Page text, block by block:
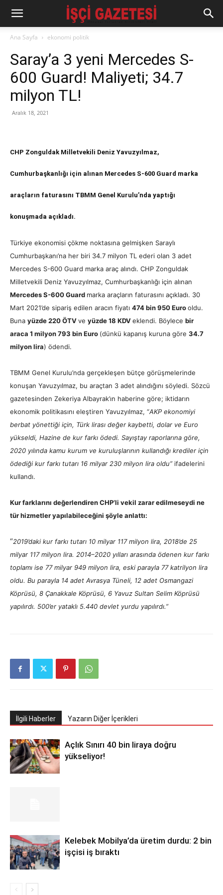
Ana Sayfa ekonomi politik
Saray’a 3 yeni Mercedes S-
600 Guard! Maliyeti; 34.7
milyon TL!
Aralık 18, 2021
CHP Zonguldak Milletvekili Deniz Yavuzyılmaz,
Cumhurbaşkanlığı için alınan Mercedes S-600 Guard marka
araçların faturasını TBMM Genel Kurulu’nda yaptığı
konuşmada açıkladı.
Türkiye ekonomisi çökme noktasına gelmişken Saraylı
Cumhurbaşkanı’na her biri 34.7 milyon TL ederi olan 3 adet
Mercedes S-600 Guard marka araç alındı. CHP Zonguldak
Milletvekili Deniz Yavuzyılmaz, Cumhurbaşkanlığı için alınan
Mercedes S-600 Guard marka araçların faturasını açıkladı. 30
Mart 2021’de sipariş edilen aracın fiyatı 474 bin 950 Eurooldu.
Buna yüzde 220 ÖTVve yüzde 18 KDVeklendi. Böylece bir
araca 1 milyon 793 bin Euro (dünkü kapanış kuruna göre 34.7
milyon lira) ödendi.
TBMM Genel Kurulu’nda gerçekleşen bütçe görüşmelerinde
konuşan Yavuzyılmaz, bu araçtan 3 adet alındığını söyledi. Sözcü
gazetesinden Zekeriya Albayrak’ın haberine göre; iktidarın
ekonomik politikasını eleştiren Yavuzyılmaz, “AKP ekonomiyi
berbat yönettiği için, Türk lirası değer kaybetti, dolar ve Euro
yükseldi, Hazine de kur farkı ödedi. Sayıştay raporlarına göre,
2020 yılında kamu kurum ve kuruluşlarının kullandığı krediler için
ödediği kur farkı tutarı 16 milyar 230 milyon lira oldu” ifadelerini
kullandı.
Kur farklarını değerlendiren CHP’li vekil zarar edilmeseydi ne
tür hizmetler yapılabileceğini şöyle anlattı:
“2019’daki kur farkı tutarı 10 milyar 117 milyon lira, 2018’de 25
milyar 117 milyon lira. 2014–2020 yılları arasında ödenen kur farkı
toplamı ise 77 milyar 949 milyon lira, eski parayla 77 katrilyon lira
oldu. Bu parayla 14 adet Avrasya Tüneli, 12 adet Osmangazi
Köprüsü, 8 Çanakkale Köprüsü, 6 Yavuz Sultan Selim Köprüsü
yapılırdı. 500’er yataklı 5.440 devlet yurdu yapılırdı.”
İlgili Haberler Yazarın Diğer İçerikleri
Açlık Sınırı 40 bin liraya doğru
yükseliyor!
Kelebek Mobilya’da üretim durdu: 2 bin
işçisi iş bıraktı